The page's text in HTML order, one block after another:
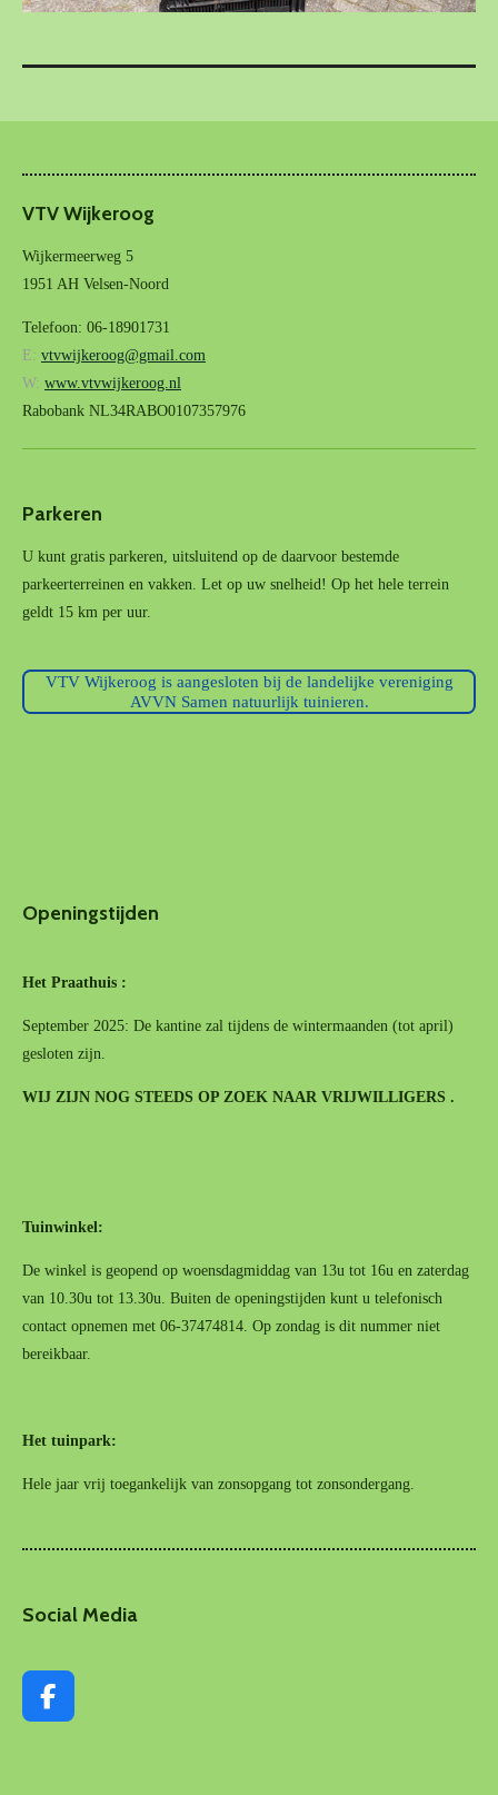
VTV Wijkeroog
Wijkermeerweg 5
1951 AH Velsen-Noord
Telefoon: 06-18901731
E: vtvwijkeroog@gmail.com
W: www.vtvwijkeroog.nl
Rabobank NL34RABO0107357976
Parkeren
U kunt gratis parkeren, uitsluitend op de daarvoor bestemde
parkeerterreinen en vakken. Let op uw snelheid! Op het hele terrein
geldt 15 km per uur.
VTV Wijkeroog is aangesloten bij de landelijke vereniging
AVVN Samen natuurlijk tuinieren.
Openingstijden
Het Praathuis :
September 2025: De kantine zal tijdens de wintermaanden (tot april)
gesloten zijn.
WIJ ZIJN NOG STEEDS OP ZOEK NAAR VRIJWILLIGERS .
Tuinwinkel:
De winkel is geopend op woensdagmiddag van 13u tot 16u en zaterdag
van 10.30u tot 13.30u. Buiten de openingstijden kunt u telefonisch
contact opnemen met 06-37474814. Op zondag is dit nummer niet
bereikbaar.
Het tuinpark:
Hele jaar vrij toegankelijk van zonsopgang tot zonsondergang.
Social Media
F